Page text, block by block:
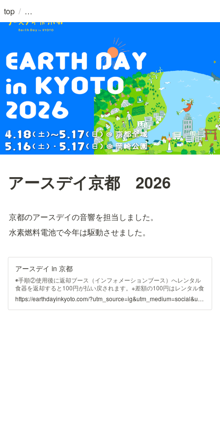
top /
アースデイ京都 2026
京都のアースデイの音響を担当しました。
水素燃料電池で今年は駆動させました。
アースデイ in 京都
◉手順②使用後に返却ブース（インフォメーションブース）へレンタル
食器を返却すると100円が払い戻されます。※差額の100円はレンタル食
器の運営費に充てられます。
https://earthdayinkyoto.com/?utm_source=ig&utm_medium=social&utm_content=link_in_bio&fbclid=PAZXh0bgNhZW0CMTEAc3J0YwZhcHBfaWQPOTM2NjE5NzQzMzkyNDU5AAGns5aPEt6zfjfPAHuv2sQHaLfS-Z4EJLF94pZvl5zp61xeDldGyT3ekiHiW5Y_aem_YWdncwDhe-q7BqTvbm9gNj8eUW_V&brid=YWdncwE1Be8d1fktsArCKh7yoTdf